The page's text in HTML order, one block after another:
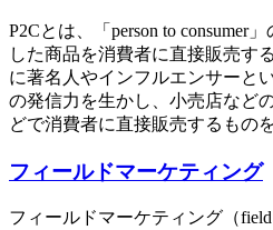
P2Cとは、「person to consumer
した商品を消費者に直接販売す
に著名人やインフルエンサーと
の発信力を生かし、小売店など
どで消費者に直接販売するも
フィールドマーケティング
フィールドマーケティング（